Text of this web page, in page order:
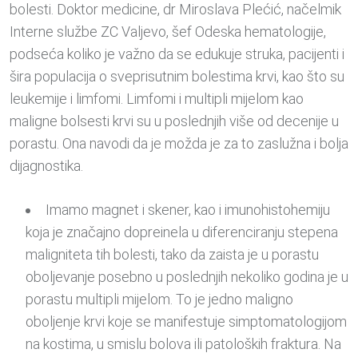
bolesti. Doktor medicine, dr Miroslava Plećić, načelmik
Interne službe ZC Valjevo, šef Odeska hematologije,
podseća koliko je važno da se edukuje struka, pacijenti i
šira populacija o sveprisutnim bolestima krvi, kao što su
leukemije i limfomi. Limfomi i multipli mijelom kao
maligne bolsesti krvi su u poslednjih više od decenije u
porastu. Ona navodi da je možda je za to zaslužna i bolja
dijagnostika.
Imamo magnet i skener, kao i imunohistohemiju
koja je značajno dopreinela u diferenciranju stepena
maligniteta tih bolesti, tako da zaista je u porastu
oboljevanje posebno u poslednjih nekoliko godina je u
porastu multipli mijelom. To je jedno maligno
oboljenje krvi koje se manifestuje simptomatologijom
na kostima, u smislu bolova ili patoloških fraktura. Na